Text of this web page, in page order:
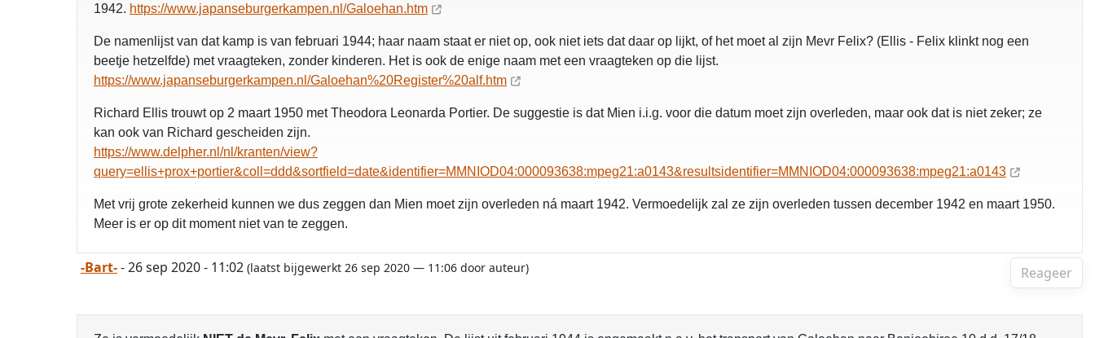
1942. https://www.japanseburgerkampen.nl/Galoehan.htm
De namenlijst van dat kamp is van februari 1944; haar naam staat er niet op, ook niet iets dat daar op lijkt, of het moet al zijn Mevr Felix? (Ellis - Felix klinkt nog een
beetje hetzelfde) met vraagteken, zonder kinderen. Het is ook de enige naam met een vraagteken op die lijst.
https://www.japanseburgerkampen.nl/Galoehan%20Register%20alf.htm
Richard Ellis trouwt op 2 maart 1950 met Theodora Leonarda Portier. De suggestie is dat Mien i.i.g. voor die datum moet zijn overleden, maar ook dat is niet zeker; ze
kan ook van Richard gescheiden zijn.
https://www.delpher.nl/nl/kranten/view?
query=ellis+prox+portier&coll=ddd&sortfield=date&identifier=MMNIOD04:000093638:mpeg21:a0143&resultsidentifier=MMNIOD04:000093638:mpeg21:a0143
Met vrij grote zekerheid kunnen we dus zeggen dan Mien moet zijn overleden ná maart 1942. Vermoedelijk zal ze zijn overleden tussen december 1942 en maart 1950.
Meer is er op dit moment niet van te zeggen.
Reageer
-Bart-- 26 sep 2020 - 11:02 (laatst bijgewerkt 26 sep 2020 — 11:06 door auteur)